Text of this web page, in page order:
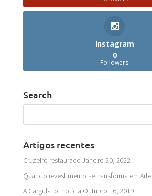
Instagram
0
Followers
Search
Artigos recentes
Cruzeiro restaurado Janeiro 20, 2022
Quando revestimento se transforma em Arte
A Gárgula foi notícia Outubro 16, 2019